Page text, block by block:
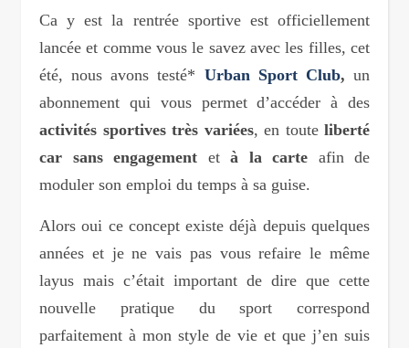
Ca y est la rentrée sportive est officiellement
lancée et comme vous le savez avec les filles, cet
été, nous avons testé* Urban Sport Club, un
abonnement qui vous permet d’accéder à des
activités sportives très variées, en toute liberté
car sans engagement et à la carte afin de
moduler son emploi du temps à sa guise.
Alors oui ce concept existe déjà depuis quelques
années et je ne vais pas vous refaire le même
layus mais c’était important de dire que cette
nouvelle pratique du sport correspond
parfaitement à mon style de vie et que j’en suis